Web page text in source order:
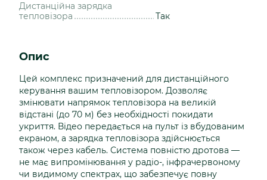
Дистанційна зарядка
тепловізора
Так
Опис
Цей комплекс призначений для дистанційного
керування вашим тепловізором. Дозволяє
змінювати напрямок тепловізора на великій
відстані (до 70 м) без необхідності покидати
укриття. Відео передається на пульт із вбудованим
екраном, а зарядка тепловізора здійснюється
також через кабель. Система повністю дротова —
не має випромінювання у радіо-, інфрачервоному
чи видимому спектрах, що забезпечує повну